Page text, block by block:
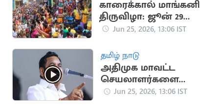
காரைக்கால் மாங்கனி
திருவிழா: ஜூன் 29
உள்ளூர் விடுமுறை
Jun 25, 2026, 13:06 IST
தமிழ் நாடு
அதிமுக மாவட்ட
செயலாளர்களை
மாற்றி அமைத்த
Jun 25, 2026, 13:06 IST